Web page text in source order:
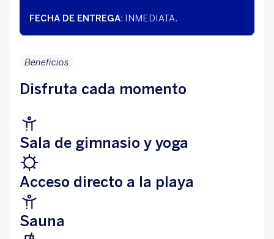
FECHA DE ENTREGA: INMEDIATA.
Beneficios
Disfruta cada momento
Sala de gimnasio y yoga
Acceso directo a la playa
Sauna